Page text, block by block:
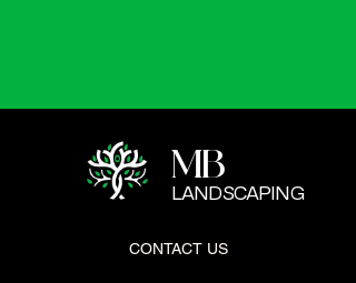
MB
LANDSCAPING
CONTACT US